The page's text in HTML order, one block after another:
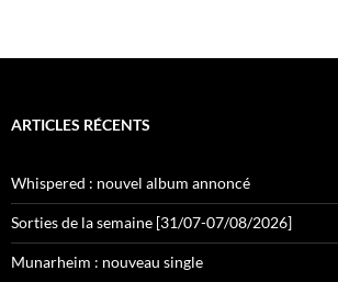
ARTICLES RÉCENTS
Whispered : nouvel album annoncé
Sorties de la semaine [31/07-07/08/2026]
Munarheim : nouveau single